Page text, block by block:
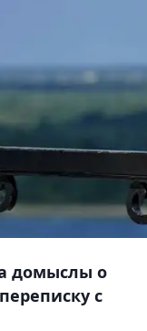
домыслы о
с